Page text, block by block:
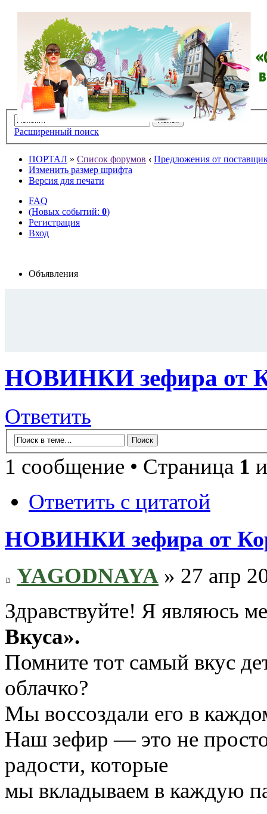
Расширенный поиск
ПОРТАЛ » Список форумов ‹ Предложения от
Изменить размер шрифта
Версия для печати
FAQ
(Новых событий: 0)
Регистрация
Вход
Объявления
НОВИНКИ зефира от
Ответить
1 сообщение • Страница 1
Ответить с цитатой
НОВИНКИ зефира от
YAGODNAYA » 27 апр
Здравствуйте! Я являюсь
Вкуса».
Помните тот самый вкус
облачко?
Мы воссоздали его в
Наш зефир — это не
радости, которые
мы вкладываем в каждую